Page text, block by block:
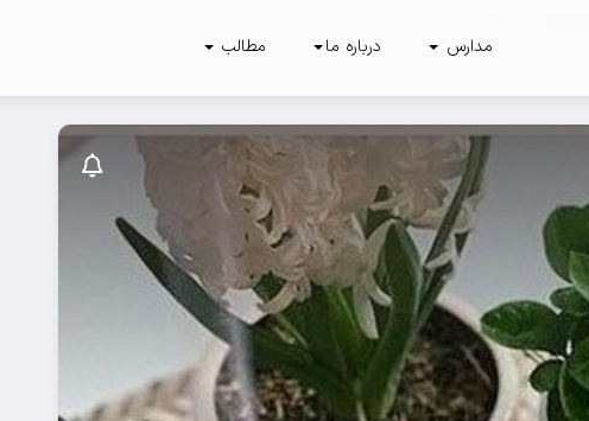
مدارس درباره ما مطالب